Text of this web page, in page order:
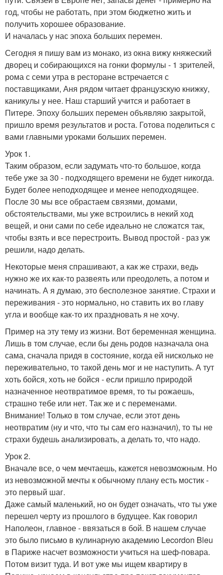
год, чтобы не работать, при этом бюджетно жить и
получить хорошее образование.
И началась у нас эпоха больших перемен.
Сегодня я пишу вам из монако, из окна вижу княжеский
дворец и собирающихся на гонки формулы - 1 зрителей,
рома с семи утра в ресторане встречается с
поставщиками, Аня рядом читает французскую книжку,
каникулы у нее. Наш старший учится и работает в
Питере. Эпоху больших перемен объявляю закрытой,
пришло время результатов и роста. Готова поделиться с
вами главными уроками больших перемен.
Урок 1.
Таким образом, если задумать что-то большое, когда
тебе уже за 30 - подходящего времени не будет никогда.
Будет более неподходящее и менее неподходящее.
После 30 мы все обрастаем связями, домами,
обстоятельствами, мы уже встроились в некий ход
вещей, и они сами по себе идеально не сложатся так,
чтобы взять и все перестроить. Вывод простой - раз уж
решили, надо делать.
Некоторые меня спрашивают, а как же страхи, ведь
нужно же их как-то развеять или преодолеть, а потом и
начинать. А я думаю, это бесполезное занятие. Страхи и
переживания - это нормально, но ставить их во главу
угла и вообще как-то их праздновать я не хочу.
Пример на эту тему из жизни. Вот беременная женщина.
Лишь в том случае, если бы день родов назначала она
сама, сначала придя в состояние, когда ей нисколько не
переживательно, то такой день мог и не наступить. А тут
хоть бойся, хоть не бойся - если пришло природой
назначенное неотвратимое время, то ты рожаешь,
страшно тебе или нет. Так же и с переменами.
Внимание! Только в том случае, если этот день
неотвратим (ну и что, что ты сам его назначил), то ты не
страхи будешь анализировать, а делать то, что надо.
Урок 2.
Вначале все, о чем мечтаешь, кажется невозможным. Но
из невозможной мечты к обычному плану есть мостик -
это первый шаг.
Даже самый маленький, но он будет означать, что ты уже
перешел черту из прошлого в будущее. Как говорил
Наполеон, главное - ввязаться в бой. В нашем случае
это было письмо в кулинарную академию Lecordon Bleu
в Париже насчет возможности учиться на шеф-повара.
Потом визит туда. И вот уже мы ищем квартиру в